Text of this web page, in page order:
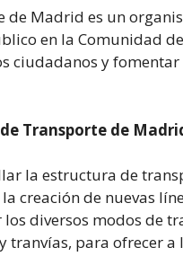
de Madrid es un
en la Comunidad
ciudadanos y
Transporte de
la estructura de
creación de nuevas
diversos modos de
tranvías, para ofrecer